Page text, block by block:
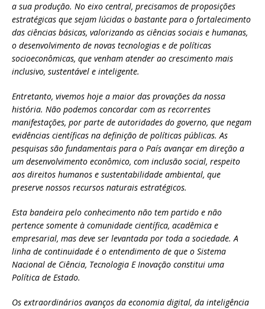
a sua produção. No eixo central, precisamos de proposições
estratégicas que sejam lúcidas o bastante para o fortalecimento
das ciências básicas, valorizando as ciências sociais e humanas,
o desenvolvimento de novas tecnologias e de políticas
socioeconômicas, que venham atender ao crescimento mais
inclusivo, sustentável e inteligente.
Entretanto, vivemos hoje a maior das provações da nossa
história. Não podemos concordar com as recorrentes
manifestações, por parte de autoridades do governo, que negam
evidências científicas na definição de políticas públicas. As
pesquisas são fundamentais para o País avançar em direção a
um desenvolvimento econômico, com inclusão social, respeito
aos direitos humanos e sustentabilidade ambiental, que
preserve nossos recursos naturais estratégicos.
Esta bandeira pelo conhecimento não tem partido e não
pertence somente à comunidade científica, acadêmica e
empresarial, mas deve ser levantada por toda a sociedade. A
linha de continuidade é o entendimento de que o Sistema
Nacional de Ciência, Tecnologia E Inovação constitui uma
Política de Estado.
Os extraordinários avanços da economia digital, da inteligência